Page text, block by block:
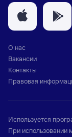
О нас
Вакансии
Контакты
Правовая
Используется
При использовании